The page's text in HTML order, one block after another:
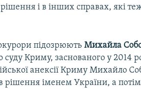
і в інших справах, які
підозрюютьМихайла
суду Криму, заснованого у 2014
анексії Криму Михайло
рішення іменем України, а